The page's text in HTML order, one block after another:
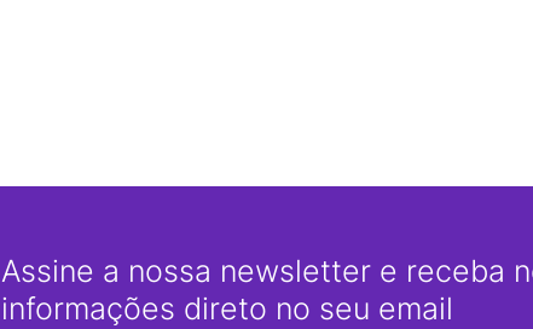
Assine a nossa newsletter e receba
informações direto no seu email